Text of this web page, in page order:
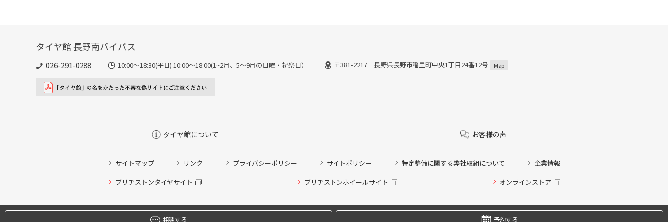
タイヤ館 長野南バイパス
026-291-0288 10:00～18:30(平日) 10:00～18:00(1~2月、5～9月の日曜・祝祭日） 〒381-2217 長野県長野市稲里町中央1丁目24番12号 Map
タイヤ館について お客様の声
サイトマップ リンク プライバシーポリシー サイトポリシー 特定整備に関する弊社取組について 企業情報
ブリヂストンタイヤサイト ブリヂストンホイールサイト オンラインストア
相談する 予約する
タイヤ点検・安全点検/タイヤ履き替え/オイル交換/その他ピット作業の予約
クローク契約会員専用タイヤ履き替え※タイヤ履き替えを希望のクローク契約会員の方はこちらを選択ください